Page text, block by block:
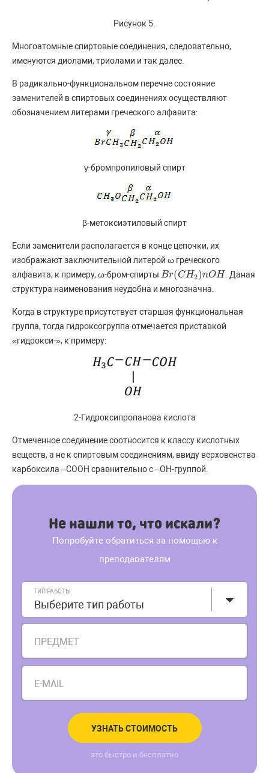
Рисунок 5.
Многоатомные спиртовые соединения, следовательно,
именуются диолами, триолами и так далее.
В радикально-функциональном перечне состояние
заменителей в спиртовых соединениях осуществляют
обозначением литерами греческого алфавита:
γ-бромпропиловый спирт
β-метоксиэтиловый спирт
Если заменители располагается в конце цепочки, их
изображают заключительной литерой ω греческого
алфавита, к примеру, ω-бром-спирты Br(CH2)nOH
Br(CH2)nOH
. Даная
структура наименования неудобна и многозначна.
Когда в структуре присутствует старшая функциональная
группа, тогда гидроксогруппа отмечается приставкой
«гидрокси-», к примеру:
2-Гидроксипропанова кислота
Отмеченное соединение соотносится к классу кислотных
веществ, а не к спиртовым соединениям, ввиду верховенства
карбоксила –COOH сравнительно с –OH-группой.
Не нашли то, что искали?
Попробуйте обратиться за помощью к
преподавателям
ТИП РАБОТЫ
Выберите тип работы
ПРЕДМЕТ
E-MAIL
УЗНАТЬ СТОИМОСТЬ
это быстро и бесплатно